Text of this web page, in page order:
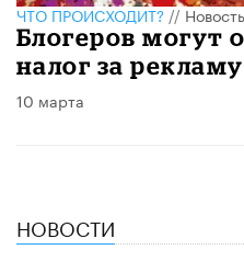
ЧТО ПРОИСХОДИТ?//Новость
Блогеров могут
налог за рекламу
10 марта
НОВОСТИ